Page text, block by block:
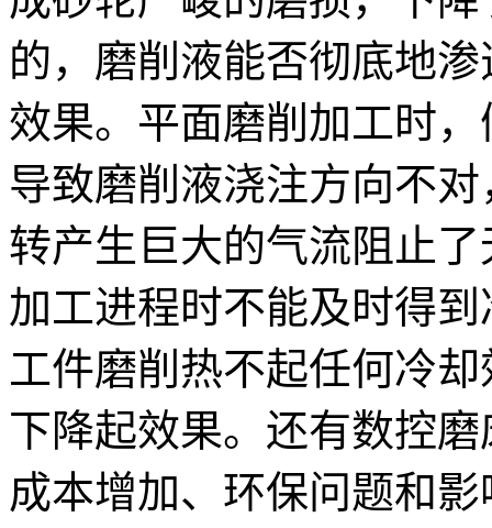
的，磨削液能否彻底地
效果。平面磨削加工时
导致磨削液浇注方向不
转产生巨大的气流阻止
加工进程时不能及时得
工件磨削热不起任何冷
下降起效果。还有数控
成本增加、环保问题和